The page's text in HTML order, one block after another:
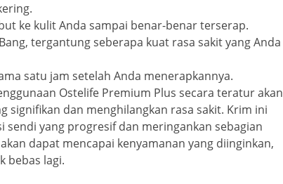
ke kulit Anda sampai benar-benar terserap.
tergantung seberapa kuat rasa sakit yang Anda
satu jam setelah Anda menerapkannya.
Ostelife Premium Plus secara teratur akan
signifikan dan menghilangkan rasa sakit. Krim ini
yang progresif dan meringankan sebagian
dapat mencapai kenyamanan yang diinginkan,
bebas lagi.